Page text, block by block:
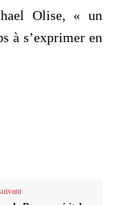
Olise, « un
à s’exprimer en